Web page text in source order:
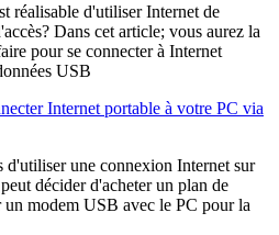
réalisable d'utiliser Internet de
Dans cet article; vous aurez la
pour se connecter à Internet
USB
d'utiliser une connexion Internet sur
décider d'acheter un plan de
un modem USB avec le PC pour la